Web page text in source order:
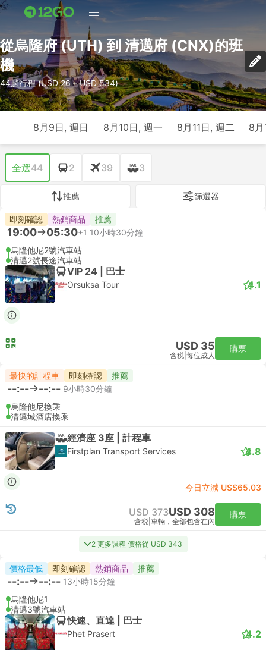
從烏隆府 (UTH) 到 清邁府 (CNX)的班
機
44趟行程 (USD 26 – USD 534)
8月9日, 週日 8月10日, 週一 8月11日, 週二 8
全選44 2 39 3
推薦 篩選器
即刻確認 熱銷商品 推薦
19:00 05:30+1 10小時30分鐘
烏隆他尼2號汽車站
清邁2號長途汽車站
VIP 24 | 巴士
Orsuksa Tour 4.1
USD 35
含税 每位成人
購票
最快的計程車 即刻確認 推薦
--:-- --:-- 9小時30分鐘
烏隆他尼換乘
清邁城酒店換乘
經濟座 3座 | 計程車
Firstplan Transport Services 4.8
今日立減 US$65.03
USD 373USD 308
含税 車輛，全部包含在內
購票
2 更多課程 價格從 USD 343
價格最低 即刻確認 熱銷商品 推薦
--:-- --:-- 13小時15分鐘
烏隆他尼1
清邁3號汽車站
快速、直達 | 巴士
Phet Prasert 4.2